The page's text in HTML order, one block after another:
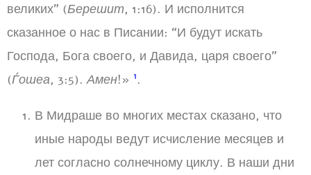
великих” (Берешит, 1:16). И исполнится
сказанное о нас в Писании: “И будут искать
Господа, Бога своего, и Давида, царя своего”
(Ѓошеа, 3:5).Амен!» 1.
В Мидраше во многих местах сказано, что
иные народы ведут исчисление месяцев и
лет согласно солнечному циклу. В наши дни